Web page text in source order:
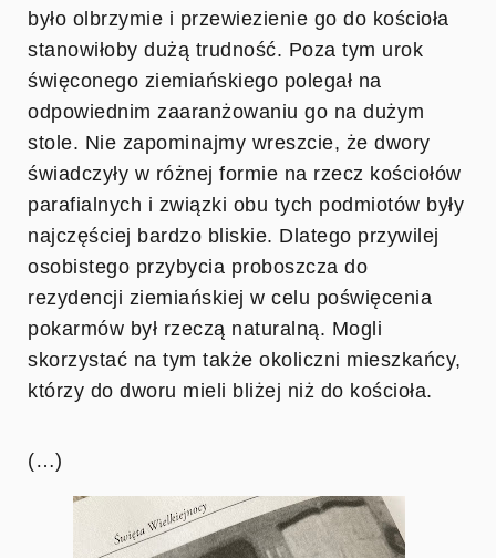
było olbrzymie i przewiezienie go do kościoła
stanowiłoby dużą trudność. Poza tym urok
święconego ziemiańskiego polegał na
odpowiednim zaaranżowaniu go na dużym
stole. Nie zapominajmy wreszcie, że dwory
świadczyły w różnej formie na rzecz kościołów
parafialnych i związki obu tych podmiotów były
najczęściej bardzo bliskie. Dlatego przywilej
osobistego przybycia proboszcza do
rezydencji ziemiańskiej w celu poświęcenia
pokarmów był rzeczą naturalną. Mogli
skorzystać na tym także okoliczni mieszkańcy,
którzy do dworu mieli bliżej niż do kościoła.
(…)